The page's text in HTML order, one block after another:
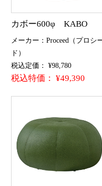
カボー600φ KABO
メーカー：Proceed（プロシ
ド）
税込定価： ¥98,780
税込特価： ¥49,390